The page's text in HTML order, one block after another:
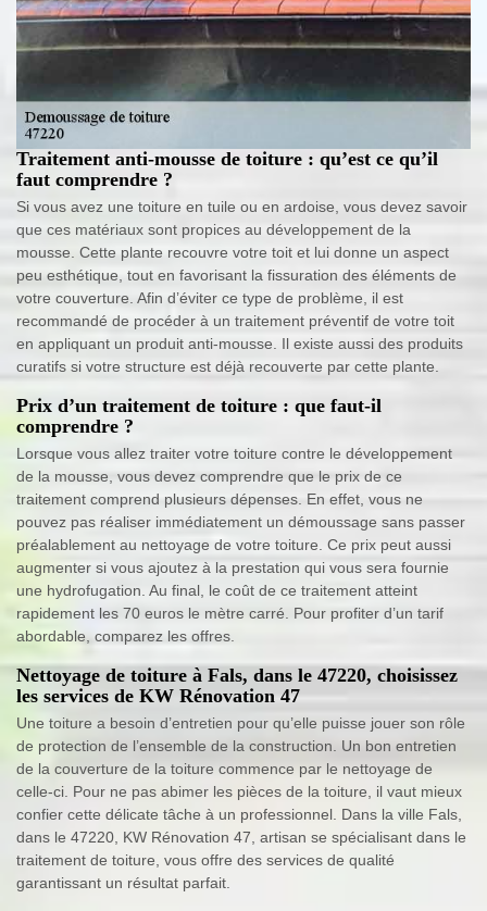
Traitement anti-mousse de toiture : qu’est ce qu’il
faut comprendre ?
Si vous avez une toiture en tuile ou en ardoise, vous devez savoir
que ces matériaux sont propices au développement de la
mousse. Cette plante recouvre votre toit et lui donne un aspect
peu esthétique, tout en favorisant la fissuration des éléments de
votre couverture. Afin d’éviter ce type de problème, il est
recommandé de procéder à un traitement préventif de votre toit
en appliquant un produit anti-mousse. Il existe aussi des produits
curatifs si votre structure est déjà recouverte par cette plante.
Prix d’un traitement de toiture : que faut-il
comprendre ?
Lorsque vous allez traiter votre toiture contre le développement
de la mousse, vous devez comprendre que le prix de ce
traitement comprend plusieurs dépenses. En effet, vous ne
pouvez pas réaliser immédiatement un démoussage sans passer
préalablement au nettoyage de votre toiture. Ce prix peut aussi
augmenter si vous ajoutez à la prestation qui vous sera fournie
une hydrofugation. Au final, le coût de ce traitement atteint
rapidement les 70 euros le mètre carré. Pour profiter d’un tarif
abordable, comparez les offres.
Nettoyage de toiture à Fals, dans le 47220, choisissez
les services de KW Rénovation 47
Une toiture a besoin d’entretien pour qu’elle puisse jouer son rôle
de protection de l’ensemble de la construction. Un bon entretien
de la couverture de la toiture commence par le nettoyage de
celle-ci. Pour ne pas abimer les pièces de la toiture, il vaut mieux
confier cette délicate tâche à un professionnel. Dans la ville Fals,
dans le 47220, KW Rénovation 47, artisan se spécialisant dans le
traitement de toiture, vous offre des services de qualité
garantissant un résultat parfait.